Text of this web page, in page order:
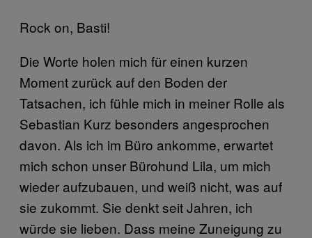
Rock on, Basti!
Die Worte holen mich für einen kurzen
Moment zurück auf den Boden der
Tatsachen, ich fühle mich in meiner Rolle als
Sebastian Kurz besonders angesprochen
davon. Als ich im Büro ankomme, erwartet
mich schon unser Bürohund Lila, um mich
wieder aufzubauen, und weiß nicht, was auf
sie zukommt. Sie denkt seit Jahren, ich
würde sie lieben. Dass meine Zuneigung zu